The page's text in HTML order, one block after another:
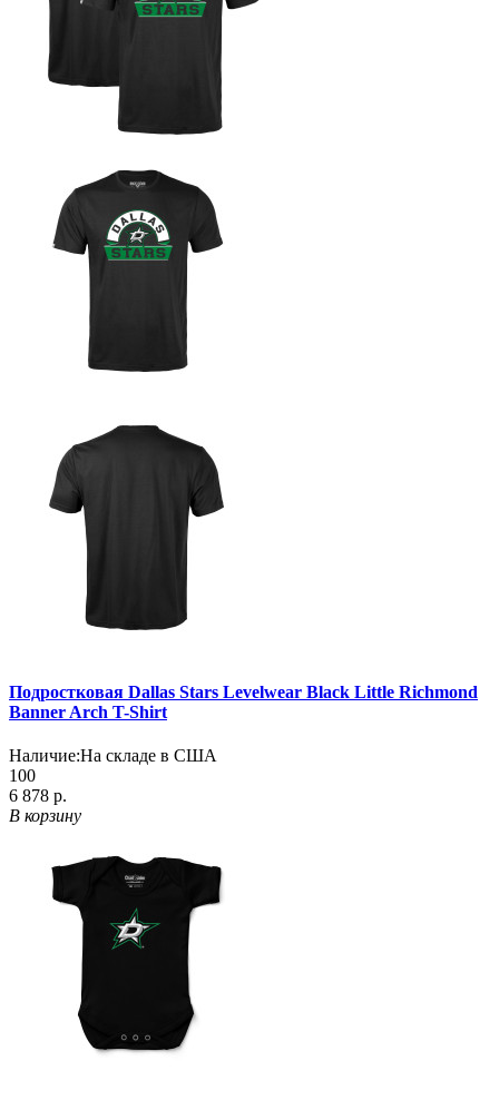
Подростковая Dallas Stars Levelwear Black Little Richmond
Banner Arch T-Shirt
Наличие:На складе в США
100
6 878 р.
В корзину